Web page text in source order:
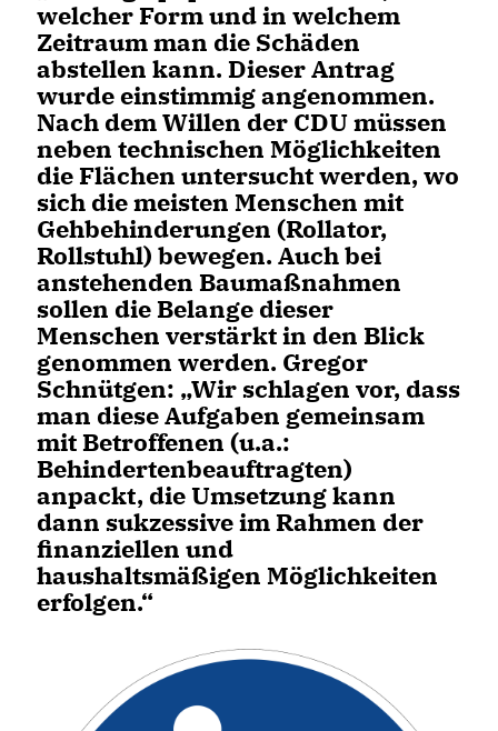
welcher Form und in welchem
Zeitraum man die Schäden
abstellen kann. Dieser Antrag
wurde einstimmig angenommen.
Nach dem Willen der CDU müssen
neben technischen Möglichkeiten
die Flächen untersucht werden, wo
sich die meisten Menschen mit
Gehbehinderungen (Rollator,
Rollstuhl) bewegen. Auch bei
anstehenden Baumaßnahmen
sollen die Belange dieser
Menschen verstärkt in den Blick
genommen werden. Gregor
Schnütgen: „Wir schlagen vor, dass
man diese Aufgaben gemeinsam
mit Betroffenen (u.a.:
Behindertenbeauftragten)
anpackt, die Umsetzung kann
dann sukzessive im Rahmen der
finanziellen und
haushaltsmäßigen Möglichkeiten
erfolgen.“